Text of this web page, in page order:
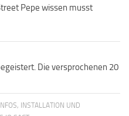
Pepe wissen musst
Die versprochenen 20
INSTALLATION UND